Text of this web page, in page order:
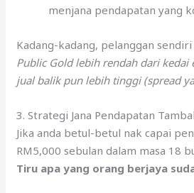
menjana pendapatan yang
Kadang-kadang, pelanggan sendiri
Public Gold lebih rendah dari kedai
jual balik pun lebih tinggi (spread
3. Strategi Jana Pendapatan
Jika anda betul-betul nak capai
RM5,000 sebulan dalam masa 18
Tiru apa yang orang berjaya